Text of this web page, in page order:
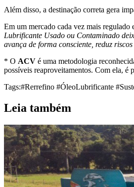
Além disso, a destinação correta gera
Em um mercado cada vez mais regulado
Lubrificante Usado ou Contaminado
avança de forma consciente, reduz
* O ACV é uma metodologia
possíveis reaproveitamentos. Com ela, é
Tags:#Rerrefino #ÓleoLubrificante
Leia também